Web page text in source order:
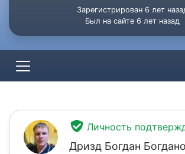
Зарегистрирован 6 лет
Был на сайте 6 лет назад
Личность
Дризд Богдан